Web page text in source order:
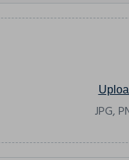
JPG,